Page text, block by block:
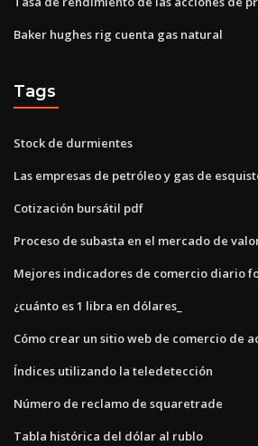
Baker hughes rig cuenta gas natural
Tags
Stock de durmientes
Las empresas de petróleo y gas de
Cotización bursátil pdf
Proceso de subasta en el mercado de
Mejores indicadores de comercio diario
¿cuánto es 1 libra en dólares_
Cómo crear un sitio web de comercio de
Índices utilizando la teledetección
Número de reclamo de squaretrade
Tabla histórica del dólar al rublo